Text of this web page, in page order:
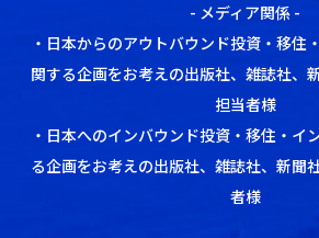
- メディア関係 -
・日本からのアウトバウンド投資・移住
関する企画をお考えの出版社、雑誌社、
担当者様
・日本へのインバウンド投資・移住・イ
る企画をお考えの出版社、雑誌社、新聞
者様